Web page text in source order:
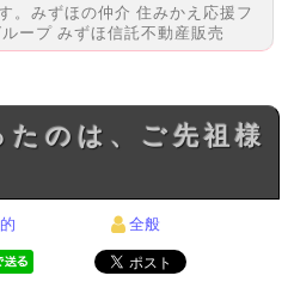
。みずほの仲介 住みかえ応援フ
ープ みずほ信託不動産販売
全般